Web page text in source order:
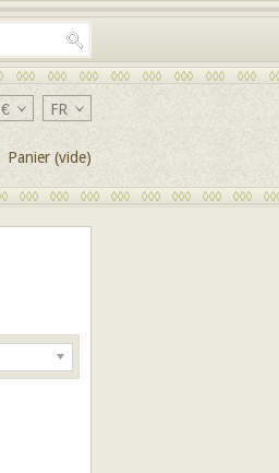
FR
€
Panier (vide)